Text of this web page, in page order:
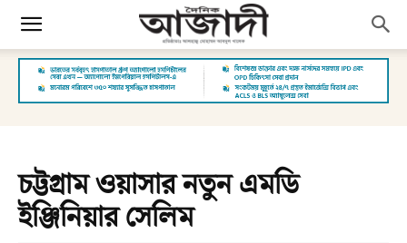
চট্টগ্রাম ওয়াসার নতুন এমডি
ইঞ্জিনিয়ার সেলিম